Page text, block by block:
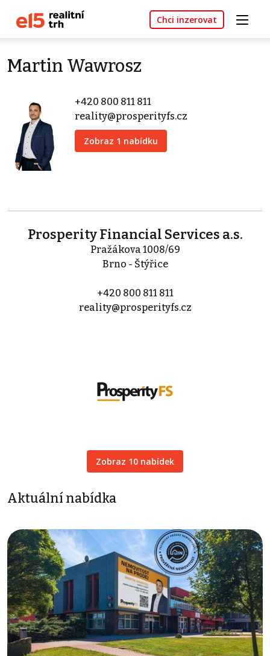
Chci inzerovat
Martin Wawrosz
+420 800 811 811
reality@prosperityfs.cz
Zobraz 1 nabídku
Prosperity Financial Services a.s.
Pražákova 1008/69
Brno - Štýřice
+420 800 811 811
reality@prosperityfs.cz
Zobraz 10 nabídek
Aktuální nabídka